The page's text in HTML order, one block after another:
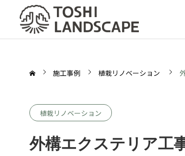
施工事例 植栽リノベーション
植栽リノベーション
外構エクステリア工